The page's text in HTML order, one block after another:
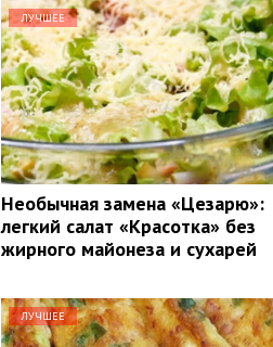
ЛУЧШЕЕ
Необычная замена «Цезарю»:
легкий салат «Красотка» без
жирного майонеза и сухарей
ЛУЧШЕЕ